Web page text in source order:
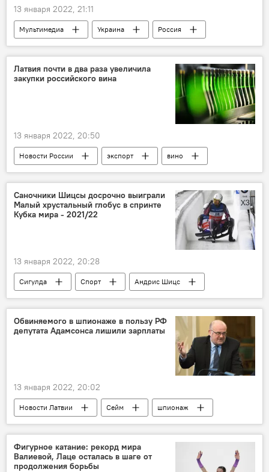
13 января 2022, 21:11
Мультимедиа Украина
Россия
США
НАТО
Европа
безопасность
переговоры
Видео
политика
Геворг Мирзаян
Латвия почти в два раза увеличила
закупки российского вина
13 января 2022, 20:50
Новости России экспорт вино
Саночники Шицсы досрочно выиграли
Малый хрустальный глобус в спринте
Кубка мира - 2021/22
13 января 2022, 20:28
Сигулда Спорт
Андрис Шицс
Юрис Шицс
Кубок мира по санному спорту
Элиза Тирума
Обвиняемого в шпионаже в пользу РФ
депутата Адамсонса лишили зарплаты
13 января 2022, 20:02
Новости Латвии Сейм
шпионаж
Янис Адамсонс
Фигурное катание: рекорд мира
Валиевой, Лаце осталась в шаге от
продолжения борьбы